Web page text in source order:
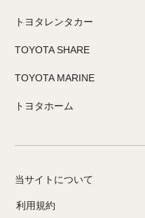
トヨタレンタカー
TOYOTA SHARE
TOYOTA MARINE
トヨタホーム
当サイトについて
利用規約